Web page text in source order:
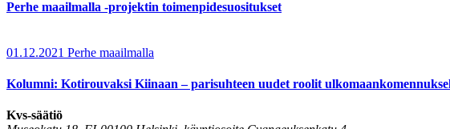
Perhe maailmalla -projektin toimenpidesuositukset
01.12.2021 Perhe maailmalla
Kolumni: Kotirouvaksi Kiinaan – parisuhteen uudet roolit
Kvs-säätiö